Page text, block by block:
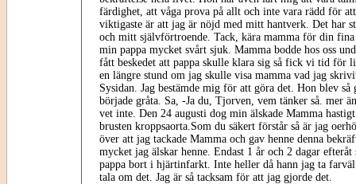
färdighet, att våga prova på allt och inte vara rädd för
viktigaste är att jag är nöjd med mitt hantverk. Det har
och mitt självförtroende. Tack, kära mamma för din fina
min pappa mycket svårt sjuk. Mamma bodde hos oss
fått beskedet att pappa skulle klara sig så fick vi tid för
en längre stund om jag skulle visa mamma vad jag
Sysidan. Jag bestämde mig för att göra det. Hon blev
började gråta. Sa, -Ja du, Tjorven, vem tänker så. mer
vet inte. Den 24 augusti dog min älskade Mamma
brusten kroppsaorta.Som du säkert förstår så är jag
över att jag tackade Mamma och gav henne denna
mycket jag älskar henne. Endast 1 år och 2 dagar efteråt
pappa bort i hjärtinfarkt. Inte heller då hann jag ta
tala om det. Jag är så tacksam för att jag gjorde det.